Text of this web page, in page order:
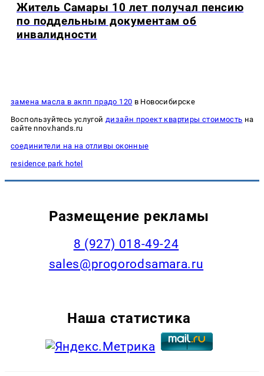
Житель Самары 10 лет получал пенсию
по поддельным документам об
инвалидности
замена масла в акпп прадо 120 в Новосибирске
Воспользуйтесь услугой дизайн проект квартиры стоимость на
сайте nnov.hands.ru
соединители на на отливы оконные
residence park hotel
Размещение рекламы
8 (927) 018-49-24
sales@progorodsamara.ru
Наша статистика